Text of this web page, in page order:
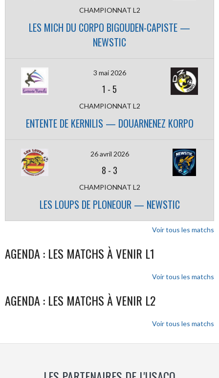
CHAMPIONNAT L2
LES MICH DU CORPO BIGOUDEN-CAPISTE —
NEWSTIC
3 mai 2026
1 - 5
CHAMPIONNAT L2
ENTENTE DE KERNILIS — DOUARNENEZ KORPO
26 avril 2026
8 - 3
CHAMPIONNAT L2
LES LOUPS DE PLONEOUR — NEWSTIC
Voir tous les matchs
AGENDA : LES MATCHS À VENIR L1
Voir tous les matchs
AGENDA : LES MATCHS À VENIR L2
Voir tous les matchs